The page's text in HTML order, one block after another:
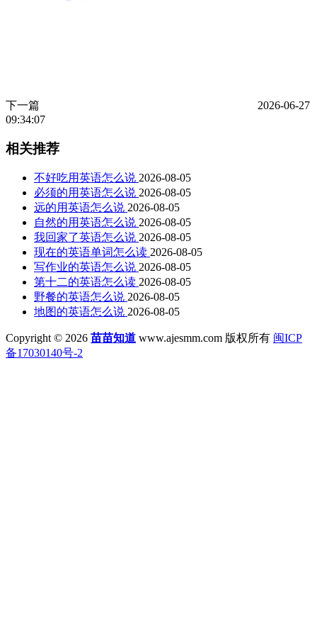
下一篇
2026-06-27
09:34:07
相关推荐
不好吃用英语怎么说 2026-08-05
必须的用英语怎么说 2026-08-05
远的用英语怎么说 2026-08-05
自然的用英语怎么说 2026-08-05
我回家了英语怎么说 2026-08-05
现在的英语单词怎么读 2026-08-05
写作业的英语怎么说 2026-08-05
第十二的英语怎么读 2026-08-05
野餐的英语怎么说 2026-08-05
地图的英语怎么说 2026-08-05
Copyright © 2026 苗苗知道 www.ajesmm.com 版权所有 闽ICP
备17030140号-2